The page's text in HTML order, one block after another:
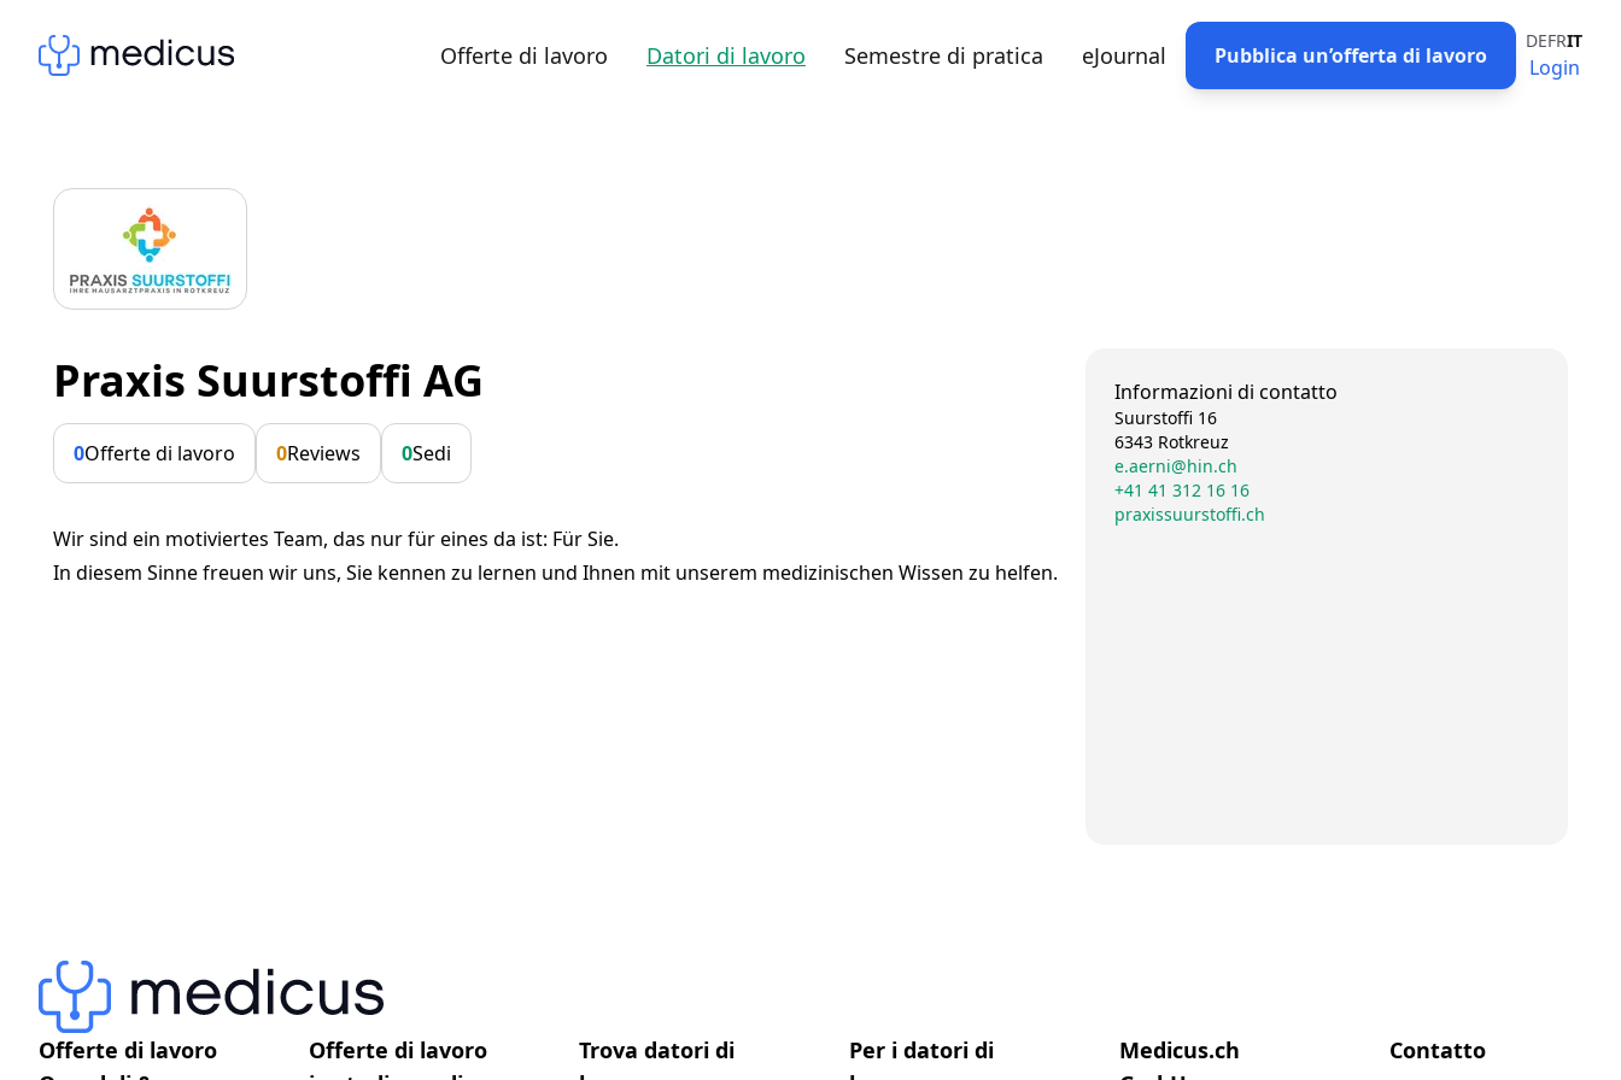
Offerte di lavoro Datori di lavoro Semestre di pratica eJournal Pubblica un’offerta di lavoro
DEFRIT
Login
Praxis Suurstoffi AG
0Offerte di lavoro 0Reviews 0Sedi
Wir sind ein motiviertes Team, das nur für eines da ist: Für Sie.
In diesem Sinne freuen wir uns, Sie kennen zu lernen und Ihnen mit unserem medizinischen Wissen zu helfen.
Informazioni di contatto
Suurstoffi 16
6343 Rotkreuz
e.aerni@hin.ch
+41 41 312 16 16
praxissuurstoffi.ch
Offerte di lavoro
Offerte di lavoro
Trova datori di
Per i datori di
Medicus.ch
Contatto